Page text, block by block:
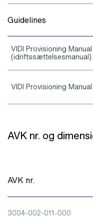
Guidelines
VIDI Provisioning
VIDI Provisioning
AVK nr. og
AVK nr.
3004-002-011-000